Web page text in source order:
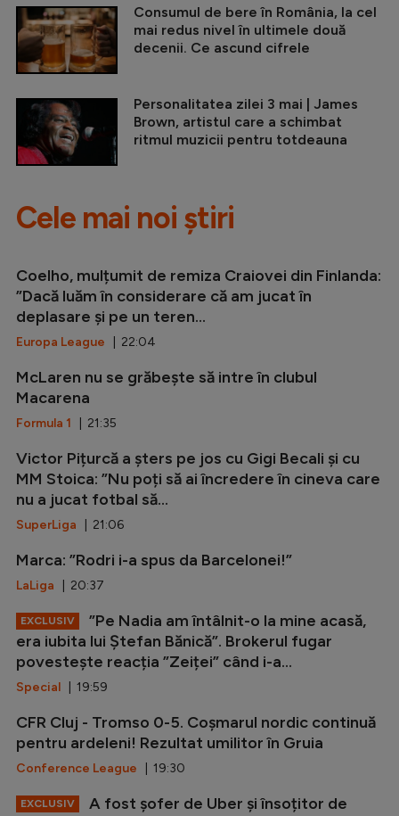
Consumul de bere în România, la cel
mai redus nivel în ultimele două
decenii. Ce ascund cifrele
Personalitatea zilei 3 mai | James
Brown, artistul care a schimbat
ritmul muzicii pentru totdeauna
Cele mai noi știri
Coelho, mulțumit de remiza Craiovei din Finlanda:
”Dacă luăm în considerare că am jucat în
deplasare și pe un teren...
Europa League | 22:04
McLaren nu se grăbește să intre în clubul
Macarena
Formula 1 | 21:35
Victor Pițurcă a șters pe jos cu Gigi Becali și cu
MM Stoica: ”Nu poți să ai încredere în cineva care
nu a jucat fotbal să...
SuperLiga | 21:06
Marca: ”Rodri i-a spus da Barcelonei!”
LaLiga | 20:37
EXCLUSIV
”Pe Nadia am întâlnit-o la mine acasă,
era iubita lui Ștefan Bănică”. Brokerul fugar
povestește reacția ”Zeiței” când i-a...
Special | 19:59
CFR Cluj - Tromso 0-5. Coșmarul nordic continuă
pentru ardeleni! Rezultat umilitor în Gruia
Conference League | 19:30
EXCLUSIV
A fost șofer de Uber și însoțitor de